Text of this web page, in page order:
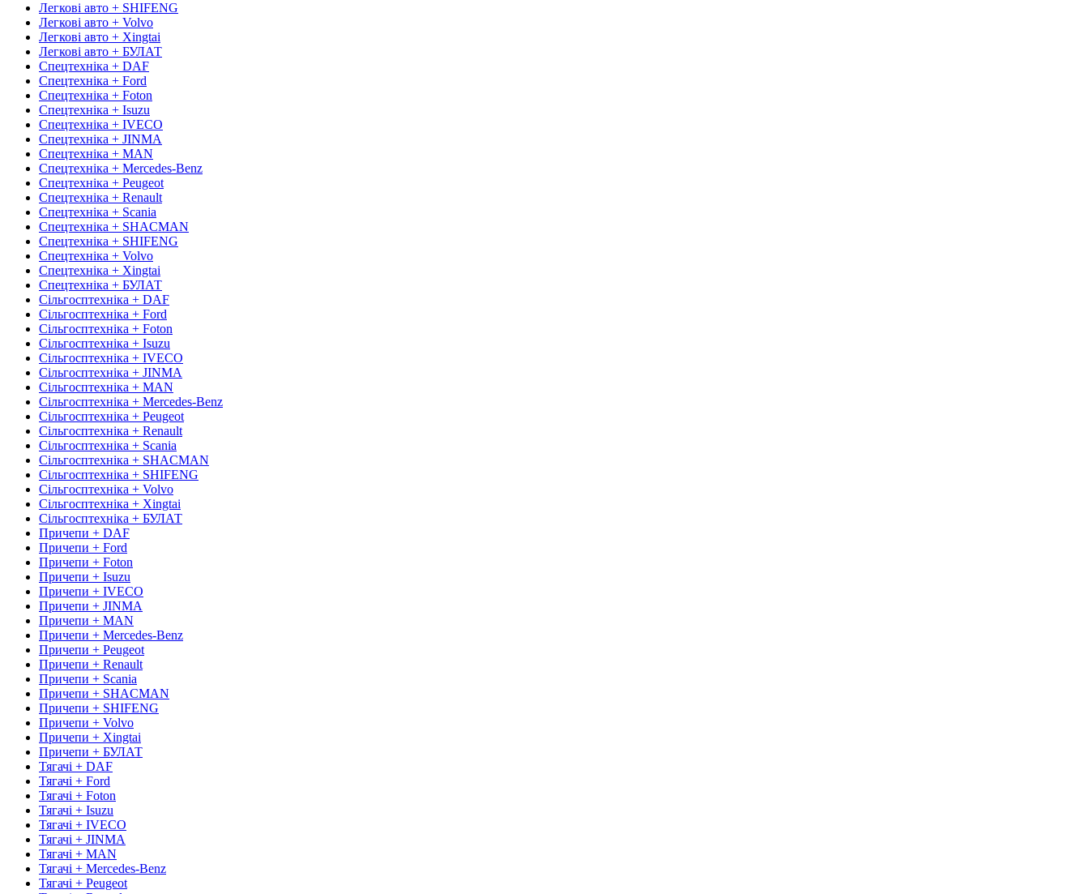
Легкові авто + SHIFENG
Легкові авто + Volvo
Легкові авто + Xingtai
Легкові авто + БУЛАТ
Спецтехніка + DAF
Спецтехніка + Ford
Спецтехніка + Foton
Спецтехніка + Isuzu
Спецтехніка + IVECO
Спецтехніка + JINMA
Спецтехніка + MAN
Спецтехніка + Mercedes-Benz
Спецтехніка + Peugeot
Спецтехніка + Renault
Спецтехніка + Scania
Спецтехніка + SHACMAN
Спецтехніка + SHIFENG
Спецтехніка + Volvo
Спецтехніка + Xingtai
Спецтехніка + БУЛАТ
Сільгосптехніка + DAF
Сільгосптехніка + Ford
Сільгосптехніка + Foton
Сільгосптехніка + Isuzu
Сільгосптехніка + IVECO
Сільгосптехніка + JINMA
Сільгосптехніка + MAN
Сільгосптехніка + Mercedes-Benz
Сільгосптехніка + Peugeot
Сільгосптехніка + Renault
Сільгосптехніка + Scania
Сільгосптехніка + SHACMAN
Сільгосптехніка + SHIFENG
Сільгосптехніка + Volvo
Сільгосптехніка + Xingtai
Сільгосптехніка + БУЛАТ
Причепи + DAF
Причепи + Ford
Причепи + Foton
Причепи + Isuzu
Причепи + IVECO
Причепи + JINMA
Причепи + MAN
Причепи + Mercedes-Benz
Причепи + Peugeot
Причепи + Renault
Причепи + Scania
Причепи + SHACMAN
Причепи + SHIFENG
Причепи + Volvo
Причепи + Xingtai
Причепи + БУЛАТ
Тягачі + DAF
Тягачі + Ford
Тягачі + Foton
Тягачі + Isuzu
Тягачі + IVECO
Тягачі + JINMA
Тягачі + MAN
Тягачі + Mercedes-Benz
Тягачі + Peugeot